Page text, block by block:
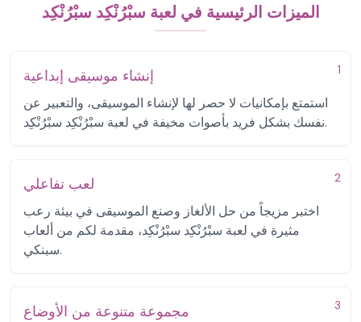
الميزات الرئيسية في لعبة سبْرُنْكِد سبْرُنْكِد
1 إنشاء موسيقى إبداعية
استمتع بإمكانيات لا حصر لها لإنشاء الموسيقى، والتعبير عن
نفسك بشكل فريد بأصوات مخيفة في لعبة سبْرُنْكِد سبْرُنْكِد.
2 لعب تفاعلي
اختبر مزيجاً من حل الألغاز وصنع الموسيقى في بيئة رعب
مثيرة في لعبة سبْرُنْكِد سبْرُنْكِد، مقدمة لكم من ألعاب
سبنكي.
3 مجموعة متنوعة من الأوضاع